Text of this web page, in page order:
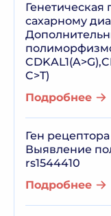
сахарному
C>T)
Подробнее
Ген
Выявление
rs1544410
Подробнее